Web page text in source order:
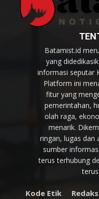
Batamist.id
yang
informasi seputar
Platform ini
fitur yang
pemerintahan,
olah raga,
menarik.
ringan, lugas dan
sumber
terus terhubung
Kode Etik